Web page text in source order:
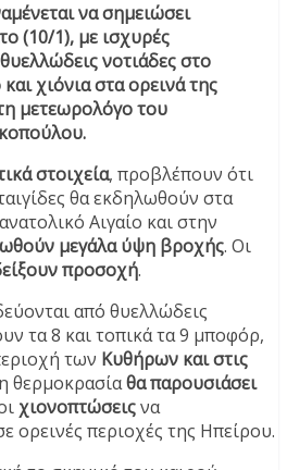
να σημειώσει
(10/1), με ισχυρές
νοτιάδες στο
χιόνια στα ορεινά της
μετεωρολόγο του
στοιχεία, προβλέπουν ότι
θα εκδηλωθούν στα
Αιγαίο και στην
μεγάλα ύψη βροχής. Οι
προσοχή.
από θυελλώδεις
τα 8 και τοπικά τα 9 μποφόρ,
των Κυθήρων και στις
θερμοκρασίαθα παρουσιάσει
χιονοπτώσειςνα
ορεινές περιοχές της Ηπείρου.